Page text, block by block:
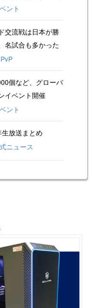
ント
交流戦は日本が勝
名試合も多かった
PvP
個など、グローバ
イベント開催
ント
生放送まとめ
ニュース